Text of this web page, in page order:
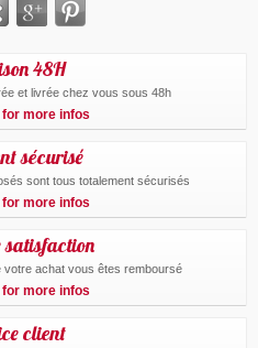
48H
et livrée chez vous sous 48h
more infos
sécurisé
sont tous totalement sécurisés
more infos
achat vous êtes remboursé
more infos
client